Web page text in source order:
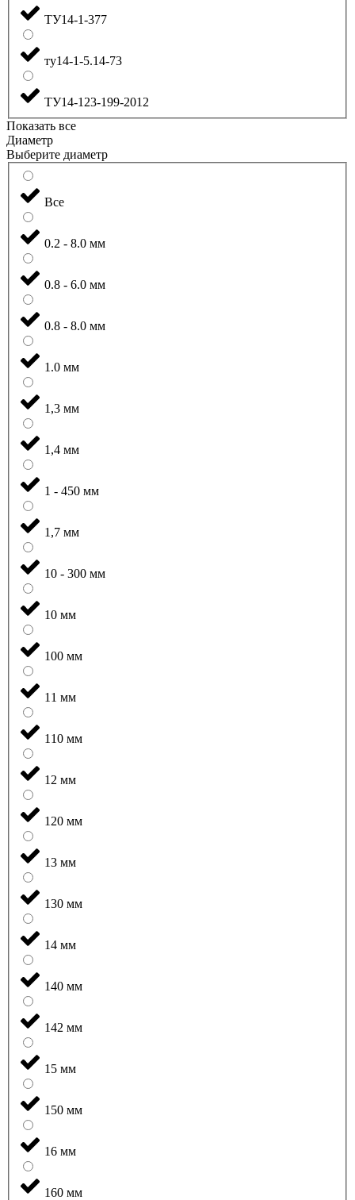
ТУ14-1-377
ту14-1-5.14-73
ТУ14-123-199-2012
Показать все
Диаметр
Выберите диаметр
Все
0.2 - 8.0 мм
0.8 - 6.0 мм
0.8 - 8.0 мм
1.0 мм
1,3 мм
1,4 мм
1 - 450 мм
1,7 мм
10 - 300 мм
10 мм
100 мм
11 мм
110 мм
12 мм
120 мм
13 мм
130 мм
14 мм
140 мм
142 мм
15 мм
150 мм
16 мм
160 мм